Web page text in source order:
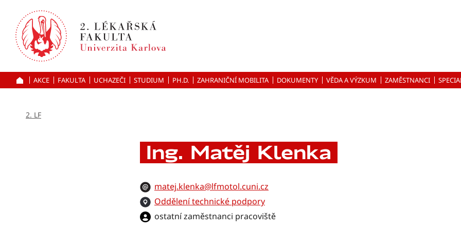
k hlavnímu
obsahu
ÚVOD
AKCE FAKULTA UCHAZEČI STUDIUM PH.D. ZAHRANIČNÍ MOBILITA DOKUMENTY VĚDA A VÝZKUM ZAMĚSTNANCI
2. LF
Ing. Matěj Klenka
matej.klenka@lfmotol.cuni.cz
Oddělení technické podpory
ostatní zaměstnanci pracoviště